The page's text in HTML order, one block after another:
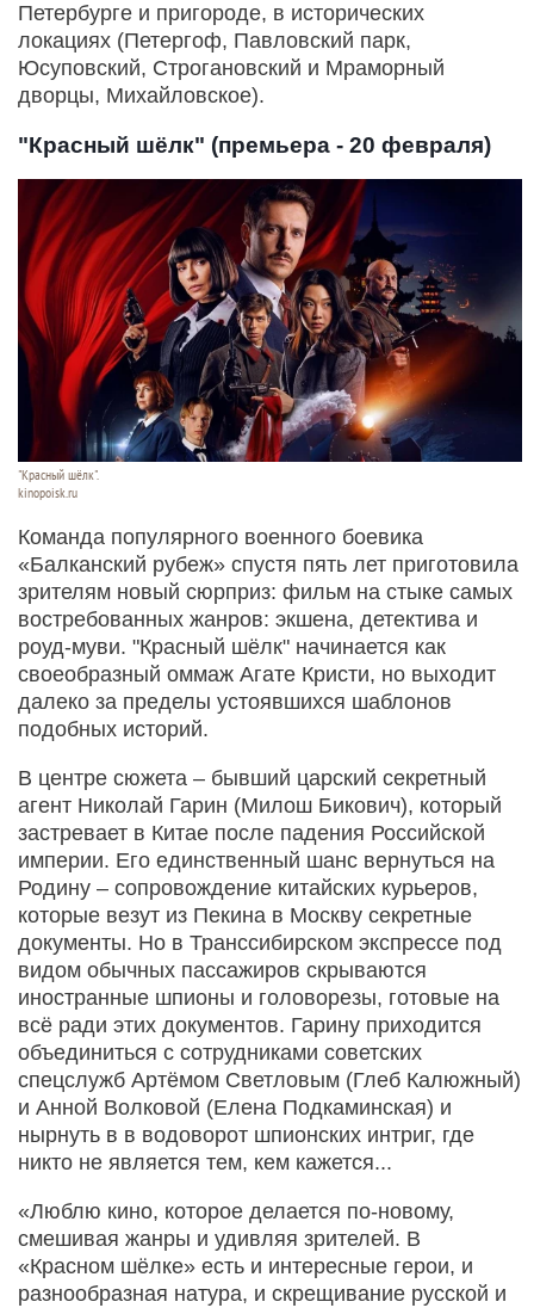
Петербурге и пригороде, в исторических
локациях (Петергоф, Павловский парк,
Юсуповский, Строгановский и Мраморный
дворцы, Михайловское).
"Красный шёлк" (премьера - 20 февраля)
"Красный шёлк".
kinopoisk.ru
Команда популярного военного боевика
«Балканский рубеж» спустя пять лет приготовила
зрителям новый сюрприз: фильм на стыке самых
востребованных жанров: экшена, детектива и
роуд-муви. "Красный шёлк" начинается как
своеобразный оммаж Агате Кристи, но выходит
далеко за пределы устоявшихся шаблонов
подобных историй.
В центре сюжета – бывший царский секретный
агент Николай Гарин (Милош Бикович), который
застревает в Китае после падения Российской
империи. Его единственный шанс вернуться на
Родину – сопровождение китайских курьеров,
которые везут из Пекина в Москву секретные
документы. Но в Транссибирском экспрессе под
видом обычных пассажиров скрываются
иностранные шпионы и головорезы, готовые на
всё ради этих документов. Гарину приходится
объединиться с сотрудниками советских
спецслужб Артёмом Светловым (Глеб Калюжный)
и Анной Волковой (Елена Подкаминская) и
нырнуть в в водоворот шпионских интриг, где
никто не является тем, кем кажется...
«Люблю кино, которое делается по-новому,
смешивая жанры и удивляя зрителей. В
«Красном шёлке» есть и интересные герои, и
разнообразная натура, и скрещивание русской и